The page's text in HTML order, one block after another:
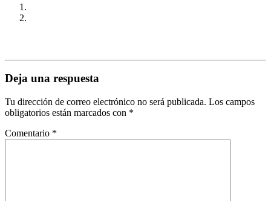
Deja una respuesta
Tu dirección de correo electrónico no será publicada. Los campos
obligatorios están marcados con *
Comentario *